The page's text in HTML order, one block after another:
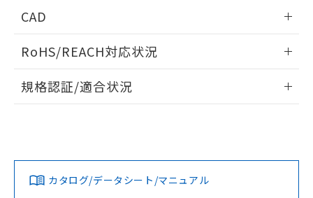
CAD
ドすることができます。
ログイン/会員登録
ダウンロードデータをご利用いただく前に、以下を必ずお読
みください。
ソフトウェアの使用条件
RoHS/REACH対応状況
EU RoHS 注意事項・凡例
対応済み
規格認証/適合状況
カタログ/データシート/マニュアル